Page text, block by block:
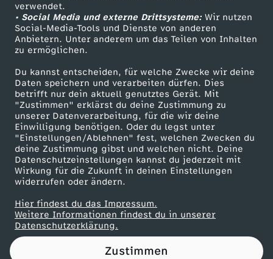
verwendet.
• Social Media und externe Drittsysteme:Wir nutzen
Social-Media-Tools und Dienste von anderen
Anbietern. Unter anderem um das Teilen von Inhalten
zu ermöglichen.
Du kannst entscheiden, für welche Zwecke wir deine
Daten speichern und verarbeiten dürfen. Dies
betrifft nur dein aktuell genutztes Gerät. Mit
"Zustimmen" erklärst du deine Zustimmung zu
unserer Datenverarbeitung, für die wir deine
Einwilligung benötigen. Oder du legst unter
"Einstellungen/Ablehnen" fest, welchen Zwecken du
deine Zustimmung gibst und welchen nicht. Deine
Datenschutzeinstellungen kannst du jederzeit mit
Wirkung für die Zukunft in deinen Einstellungen
widerrufen oder ändern.
Hier findest du das Impressum.
Weitere Informationen findest du in unserer
Datenschutzerklärung.
Zustimmen
r
r
ü
b
e
r
g
e
ZDF Unternehmen
Karriere
ZDF goes Schule
Werbefernsehen
Mainzelmännchen
Partner